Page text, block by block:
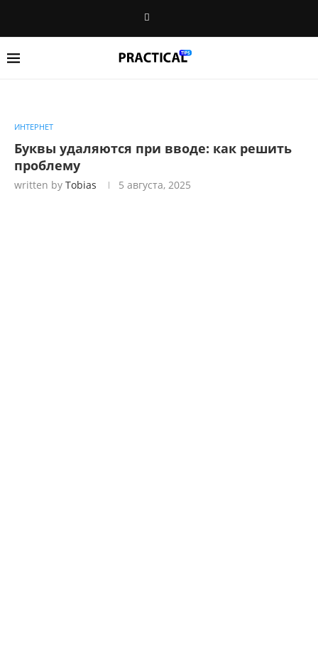
ИНТЕРНЕТ
Буквы удаляются при вводе: как решить
проблему
written by Tobias 5 августа, 2025